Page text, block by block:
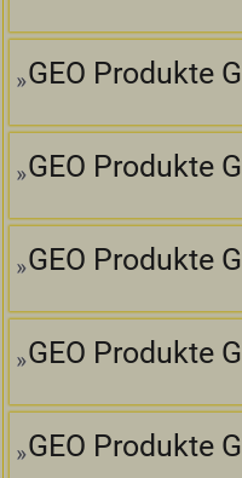
GEO Produkte
GEO Produkte
GEO Produkte
GEO Produkte
GEO Produkte